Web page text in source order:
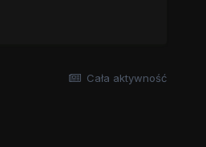
Cała aktywność